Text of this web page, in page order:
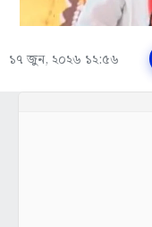
১৭ জুন, ২০২৬ ১২:৫৬